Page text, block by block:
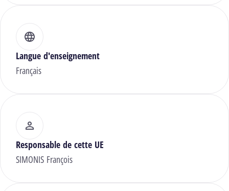
Langue d'enseignement
Français
Responsable de cette UE
SIMONIS François